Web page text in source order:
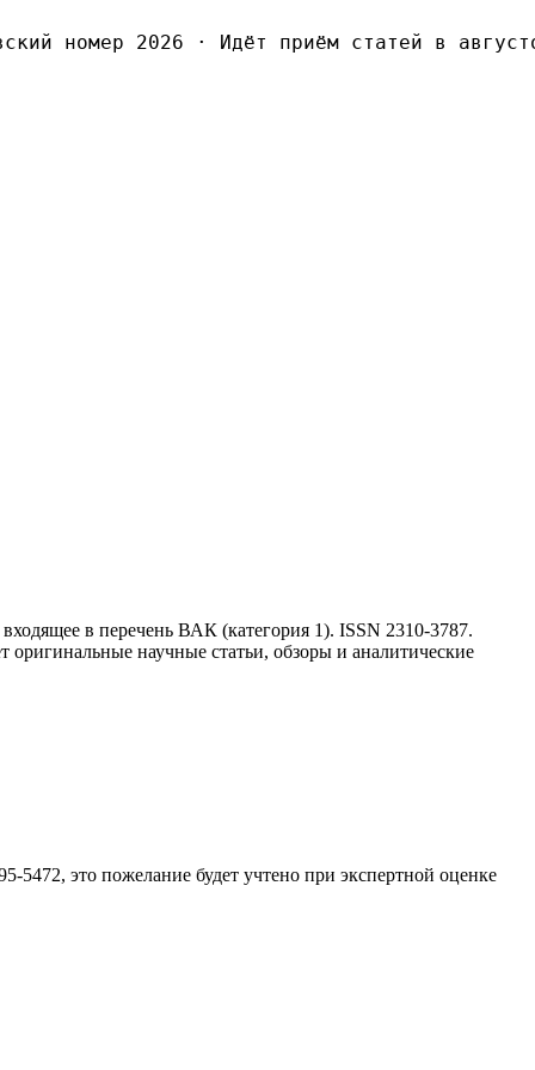
номер 2026· Идёт приём статей в
в перечень ВАК (категория 1). ISSN 2310-3787.
научные статьи, обзоры и аналитические
5472, это пожелание будет учтено при экспертной оценке